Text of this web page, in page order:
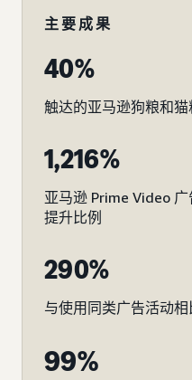
主要成果
40%
触达的亚马逊狗粮和猫
1,216%
亚马逊 Prime Video
提升比例
290%
与使用同类广告活动
99%